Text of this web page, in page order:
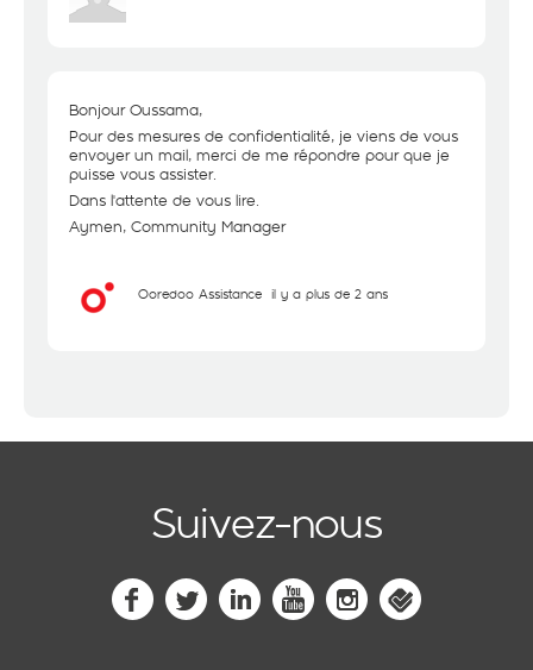
Bonjour Oussama,
Pour des mesures de confidentialité, je viens de vous
envoyer un mail, merci de me répondre pour que je
puisse vous assister.
Dans l'attente de vous lire.
Aymen, Community Manager
Ooredoo Assistance il y a plus de 2 ans
Suivez-nous